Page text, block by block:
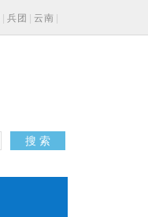
兵团 云南
搜 索